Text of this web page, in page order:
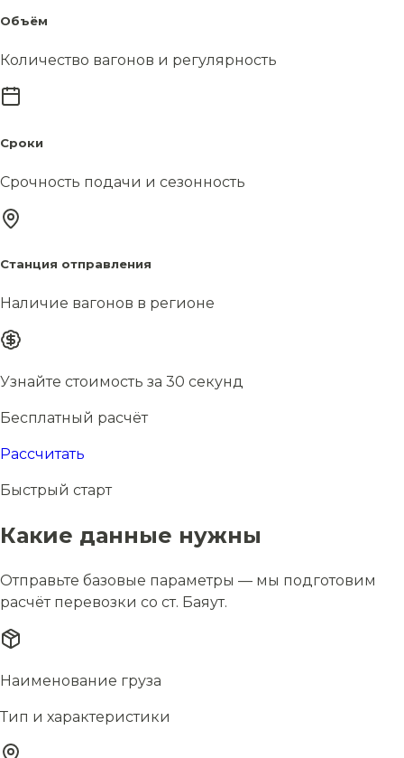
Объём
Количество вагонов и регулярность
Сроки
Срочность подачи и сезонность
Станция отправления
Наличие вагонов в регионе
Узнайте стоимость за 30 секунд
Бесплатный расчёт
Рассчитать
Быстрый старт
Какие данные нужны
Отправьте базовые параметры — мы подготовим
расчёт перевозки со ст. Баяут.
Наименование груза
Тип и характеристики